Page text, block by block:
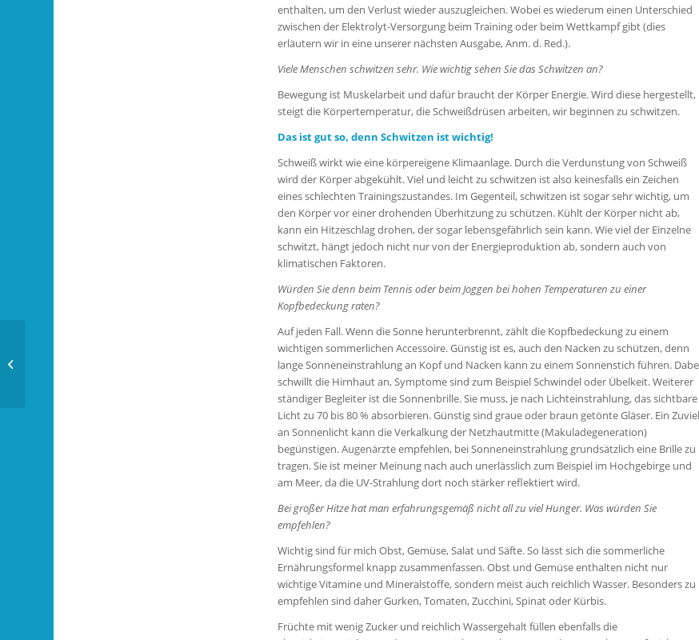
enthalten, um den Verlust wieder auszugleichen. Wobei es wiederum einen Unterschied
zwischen der Elektrolyt-Versorgung beim Training oder beim Wettkampf gibt (dies
erläutern wir in eine unserer nächsten Ausgabe, Anm. d. Red.).
Viele Menschen schwitzen sehr. Wie wichtig sehen Sie das Schwitzen an?
Bewegung ist Muskelarbeit und dafür braucht der Körper Energie. Wird diese hergestellt,
steigt die Körpertemperatur, die Schweißdrüsen arbeiten, wir beginnen zu schwitzen.
Das ist gut so, denn Schwitzen ist wichtig!
Schweiß wirkt wie eine körpereigene Klimaanlage. Durch die Verdunstung von Schweiß
wird der Körper abgekühlt. Viel und leicht zu schwitzen ist also keinesfalls ein Zeichen
eines schlechten Trainingszustandes. Im Gegenteil, schwitzen ist sogar sehr wichtig, um
den Körper vor einer drohenden Überhitzung zu schützen. Kühlt der Körper nicht ab,
kann ein Hitzeschlag drohen, der sogar lebensgefährlich sein kann. Wie viel der Einzelne
schwitzt, hängt jedoch nicht nur von der Energieproduktion ab, sondern auch von
klimatischen Faktoren.
Würden Sie denn beim Tennis oder beim Joggen bei hohen Temperaturen zu einer
Kopfbedeckung raten?
Auf jeden Fall. Wenn die Sonne herunterbrennt, zählt die Kopfbedeckung zu einem
wichtigen sommerlichen Accessoire. Günstig ist es, auch den Nacken zu schützen, denn
lange Sonneneinstrahlung an Kopf und Nacken kann zu einem Sonnenstich führen.
schwillt die Hirnhaut an, Symptome sind zum Beispiel Schwindel oder Übelkeit. Weiterer
ständiger Begleiter ist die Sonnenbrille. Sie muss, je nach Lichteinstrahlung, das sichtbare
Licht zu 70 bis 80 % absorbieren. Günstig sind graue oder braun getönte Gläser. Ein Zuviel
an Sonnenlicht kann die Verkalkung der Netzhautmitte (Makuladegeneration)
begünstigen. Augenärzte empfehlen, bei Sonneneinstrahlung grundsätzlich eine Brille zu
tragen. Sie ist meiner Meinung nach auch unerlässlich zum Beispiel im Hochgebirge und
am Meer, da die UV-Strahlung dort noch stärker reflektiert wird.
Bei großer Hitze hat man erfahrungsgemäß nicht all zu viel Hunger. Was würden Sie
empfehlen?
Wichtig sind für mich Obst, Gemüse, Salat und Säfte. So lässt sich die sommerliche
Ernährungsformel knapp zusammenfassen. Obst und Gemüse enthalten nicht nur
wichtige Vitamine und Mineralstoffe, sondern meist auch reichlich Wasser. Besonders zu
empfehlen sind daher Gurken, Tomaten, Zucchini, Spinat oder Kürbis.
Früchte mit wenig Zucker und reichlich Wassergehalt füllen ebenfalls die